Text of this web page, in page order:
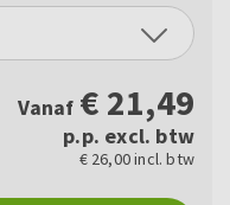
Vanaf € 21,49
p.p. excl. btw
€ 26,00 incl. btw